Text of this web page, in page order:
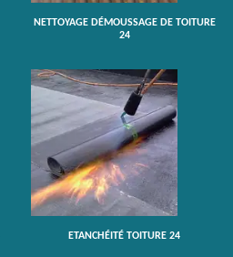
NETTOYAGE DÉMOUSSAGE DE TOITURE
24
ETANCHÉITÉ TOITURE 24